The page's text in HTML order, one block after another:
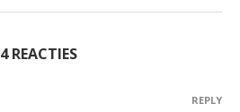
4 REACTIES
REPLY